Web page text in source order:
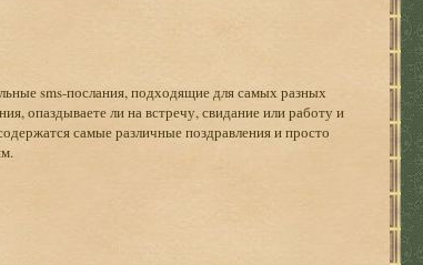
sms-послания, подходящие для самых разных
опаздываете ли на встречу, свидание или работу и
самые различные поздравления и просто